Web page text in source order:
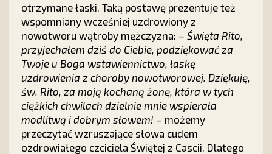
otrzymane łaski. Taką postawę prezentuje też
wspomniany wcześniej uzdrowiony z
nowotworu wątroby mężczyzna: – Święta Rito,
przyjechałem dziś do Ciebie, podziękować za
Twoje u Boga wstawiennictwo, łaskę
uzdrowienia z choroby nowotworowej. Dziękuję,
św. Rito, za moją kochaną żonę, która w tych
ciężkich chwilach dzielnie mnie wspierała
modlitwą i dobrym słowem! – możemy
przeczytać wzruszające słowa cudem
ozdrowiałego czciciela Świętej z Cascii. Dlatego